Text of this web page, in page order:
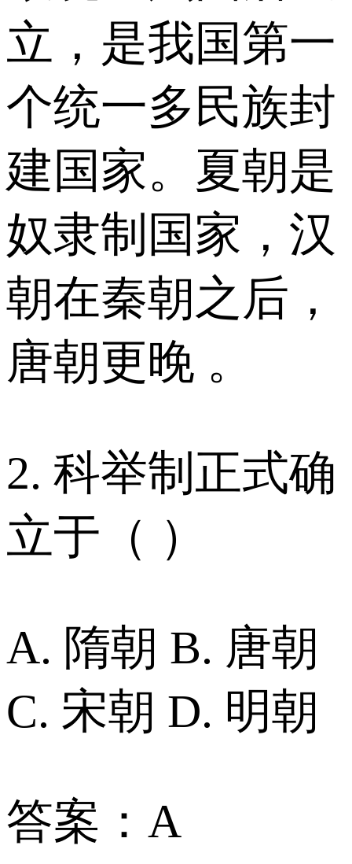
立，是我国第一
个统一多民族封
建国家。夏朝是
奴隶制国家，汉
朝在秦朝之后，
唐朝更晚 。
2. 科举制正式确
立于（ ）
A. 隋朝 B. 唐朝
C. 宋朝 D. 明朝
答案：A